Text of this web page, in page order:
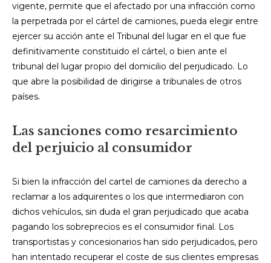
vigente, permite que el afectado por una infracción como
la perpetrada por el cártel de camiones, pueda elegir entre
ejercer su acción ante el Tribunal del lugar en el que fue
definitivamente constituido el cártel, o bien ante el
tribunal del lugar propio del domicilio del perjudicado. Lo
que abre la posibilidad de dirigirse a tribunales de otros
países.
Las sanciones como resarcimiento
del perjuicio al consumidor
Si bien la infracción del cartel de camiones da derecho a
reclamar a los adquirentes o los que intermediaron con
dichos vehículos, sin duda el gran perjudicado que acaba
pagando los sobreprecios es el consumidor final. Los
transportistas y concesionarios han sido perjudicados, pero
han intentado recuperar el coste de sus clientes empresas